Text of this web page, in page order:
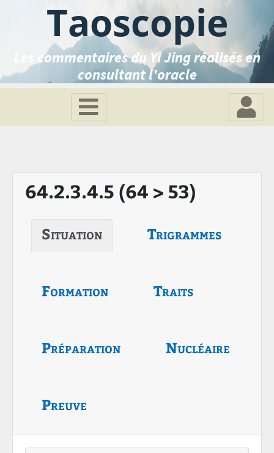
Taoscopie
Les commentaires du Yi Jing réalisés en
consultant l'oracle
64.2.3.4.5 (64 > 53)
Situation Trigrammes
Formation Traits
Préparation Nucléaire
Preuve